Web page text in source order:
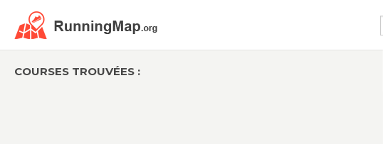
COURSES TROUVÉES :